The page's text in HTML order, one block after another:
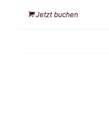
Jetzt buchen